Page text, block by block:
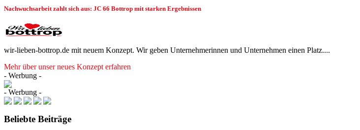
Nachwuchsarbeit zahlt sich aus: JC 66 Bottrop mit starken Ergebnissen
wir-lieben-bottrop.de mit neuem Konzept. Wir geben Unternehmerinnen und Unternehmen einen Platz....
Mehr über unser neues Konzept erfahren
- Werbung -
- Werbung -
Beliebte Beiträge